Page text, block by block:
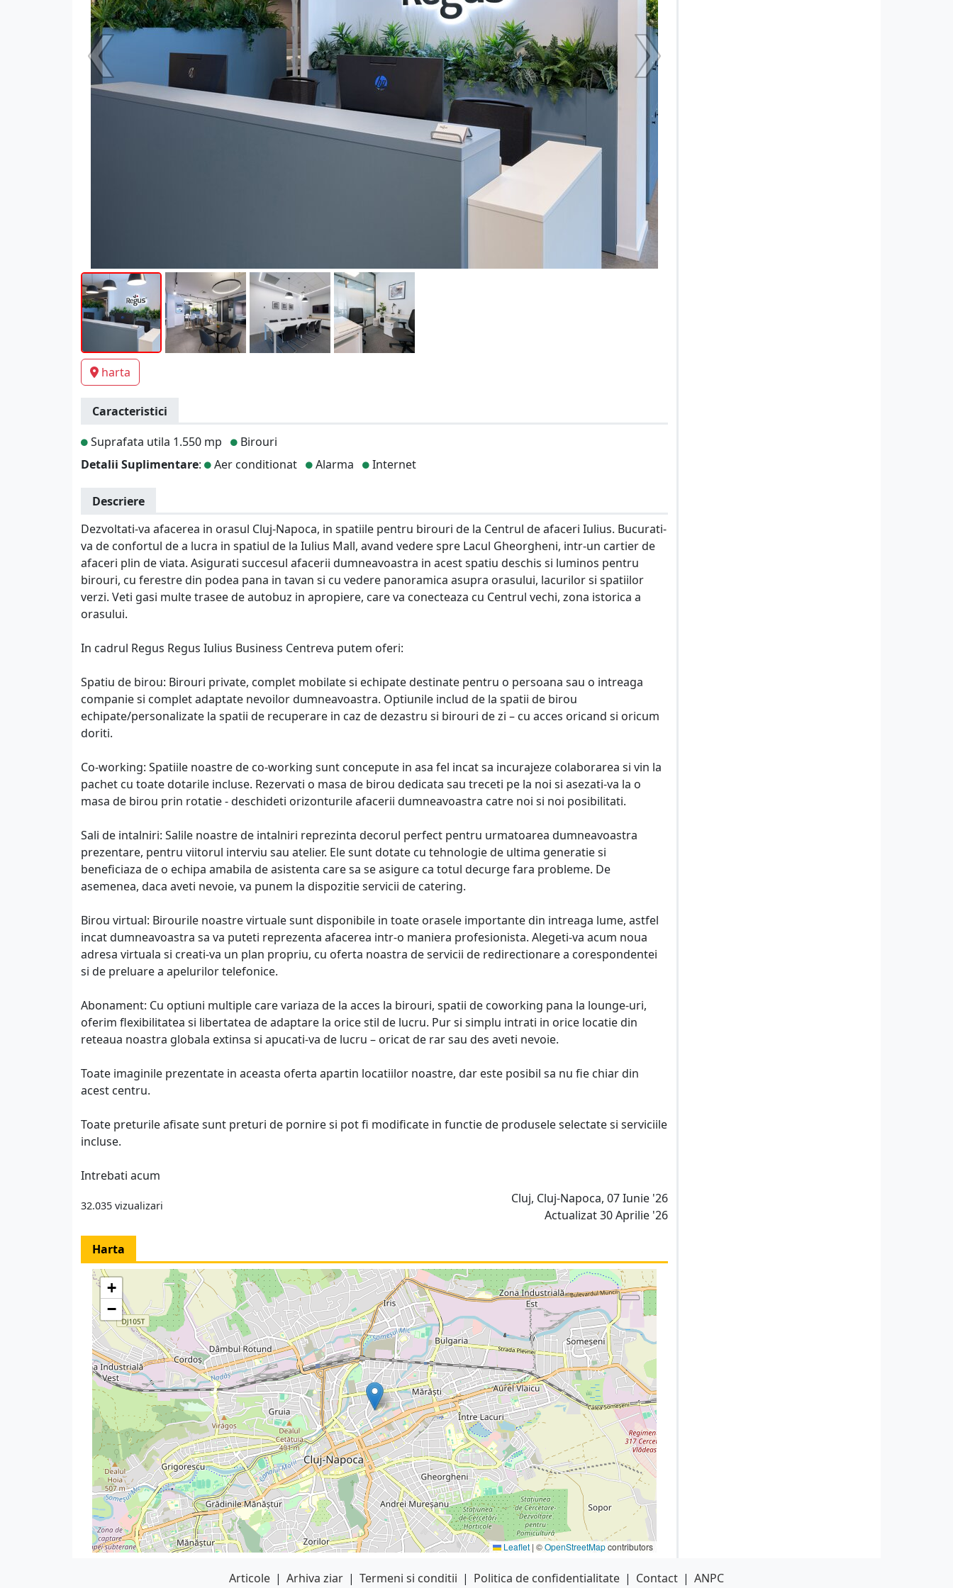
harta
Caracteristici
Suprafata utila 1.550 mp
Birouri
Detalii Suplimentare: Aer conditionat Alarma Internet
Descriere
Dezvoltati-va afacerea in orasul Cluj-Napoca, in spatiile pentru birouri de la Centrul de afaceri Iulius. Bucurati-
va de confortul de a lucra in spatiul de la Iulius Mall, avand vedere spre Lacul Gheorgheni, intr-un cartier de
afaceri plin de viata. Asigurati succesul afacerii dumneavoastra in acest spatiu deschis si luminos pentru
birouri, cu ferestre din podea pana in tavan si cu vedere panoramica asupra orasului, lacurilor si spatiilor
verzi. Veti gasi multe trasee de autobuz in apropiere, care va conecteaza cu Centrul vechi, zona istorica a
orasului.
In cadrul Regus Regus Iulius Business Centreva putem oferi:
Spatiu de birou: Birouri private, complet mobilate si echipate destinate pentru o persoana sau o intreaga
companie si complet adaptate nevoilor dumneavoastra. Optiunile includ de la spatii de birou
echipate/personalizate la spatii de recuperare in caz de dezastru si birouri de zi – cu acces oricand si oricum
doriti.
Co-working: Spatiile noastre de co-working sunt concepute in asa fel incat sa incurajeze colaborarea si vin la
pachet cu toate dotarile incluse. Rezervati o masa de birou dedicata sau treceti pe la noi si asezati-va la o
masa de birou prin rotatie - deschideti orizonturile afacerii dumneavoastra catre noi si noi posibilitati.
Sali de intalniri: Salile noastre de intalniri reprezinta decorul perfect pentru urmatoarea dumneavoastra
prezentare, pentru viitorul interviu sau atelier. Ele sunt dotate cu tehnologie de ultima generatie si
beneficiaza de o echipa amabila de asistenta care sa se asigure ca totul decurge fara probleme. De
asemenea, daca aveti nevoie, va punem la dispozitie servicii de catering.
Birou virtual: Birourile noastre virtuale sunt disponibile in toate orasele importante din intreaga lume, astfel
incat dumneavoastra sa va puteti reprezenta afacerea intr-o maniera profesionista. Alegeti-va acum noua
adresa virtuala si creati-va un plan propriu, cu oferta noastra de servicii de redirectionare a corespondentei
si de preluare a apelurilor telefonice.
Abonament: Cu optiuni multiple care variaza de la acces la birouri, spatii de coworking pana la lounge-uri,
oferim flexibilitatea si libertatea de adaptare la orice stil de lucru. Pur si simplu intrati in orice locatie din
reteaua noastra globala extinsa si apucati-va de lucru – oricat de rar sau des aveti nevoie.
Toate imaginile prezentate in aceasta oferta apartin locatiilor noastre, dar este posibil sa nu fie chiar din
acest centru.
Toate preturile afisate sunt preturi de pornire si pot fi modificate in functie de produsele selectate si serviciile
incluse.
Intrebati acum
32.035 vizualizari
Cluj, Cluj-Napoca, 07 Iunie '26
Actualizat 30 Aprilie '26
Harta
+
−
Leaflet | ©OpenStreetMapcontributors
Articole | Arhiva ziar | Termeni si conditii | Politica de confidentialitate | Contact | ANPC